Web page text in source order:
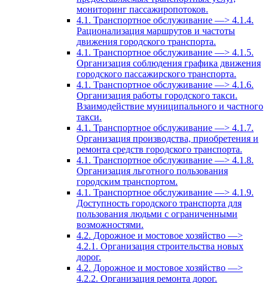
мониторинг пассажиропотоков.
4.1. Транспортное обслуживание —> 4.1.4.
Рационализация маршрутов и частоты
движения городского транспорта.
4.1. Транспортное обслуживание —> 4.1.5.
Организация соблюдения графика движения
городского пассажирского транспорта.
4.1. Транспортное обслуживание —> 4.1.6.
Организация работы городского такси.
Взаимодействие муниципального и частного
такси.
4.1. Транспортное обслуживание —> 4.1.7.
Организация производства, приобретения и
ремонта средств городского транспорта.
4.1. Транспортное обслуживание —> 4.1.8.
Организация льготного пользования
городским транспортом.
4.1. Транспортное обслуживание —> 4.1.9.
Доступность городского транспорта для
пользования людьми с ограниченными
возможностями.
4.2. Дорожное и мостовое хозяйство —>
4.2.1. Организация строительства новых
дорог.
4.2. Дорожное и мостовое хозяйство —>
4.2.2. Организация ремонта дорог.